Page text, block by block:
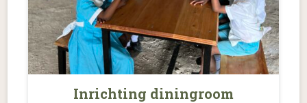
Inrichting diningroom